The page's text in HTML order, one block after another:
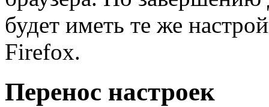
будет иметь те же
Firefox.
Перенос настроек